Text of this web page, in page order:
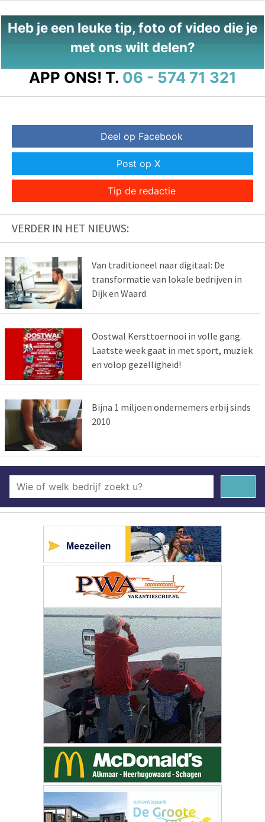
Heb je een leuke tip, foto of video die je
met ons wilt delen?
APP ONS! T. 06 - 574 71 321
Deel op Facebook
Post op X
Tip de redactie
VERDER IN HET NIEUWS:
Van traditioneel naar digitaal: De
transformatie van lokale bedrijven in
Dijk en Waard
Oostwal Kersttoernooi in volle gang.
Laatste week gaat in met sport, muziek
en volop gezelligheid!
Bijna 1 miljoen ondernemers erbij sinds
2010